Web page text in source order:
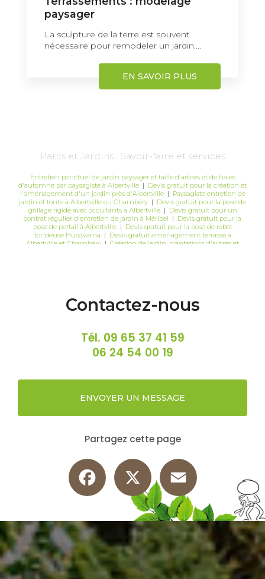
paysager
La sculpture de la terre est souvent
nécessaire pour remodeler un jardin....
EN SAVOIR PLUS
Parcs et Jardins : Savoir-faire et services
Entretien ponctuel de jardin paysager et taille d'arbres et de haies
d'automne par paysagiste à Albertville | Devis gratuit pour la création et
l'aménagement d'un jardin près d'Albertville| Paysagiste entretien de
jardin et tonte à Albertville ou Chambéry | Devis gratuit pour la pose de
grillage rigide avec occultants à Albertville| Devis gratuit pour un
contrat régulier d'entretien de jardin à Méribel | Devis gratuit pour la
pose de portail à Albertville| Devis gratuit pour la pose de robot
tondeuse Husqvarna | Devis gratuit aménagement terrasse à
Albertville et Chambéry | Création de jardin, plantations d'arbres et
Contactez-nous
Tél. 09 65 37 41 59
06 24 54 00 19
ENVOYER UN MESSAGE
Partagez cette page
Facebook